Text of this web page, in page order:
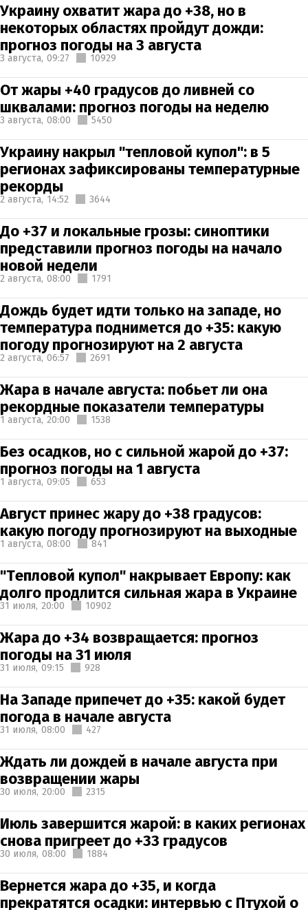
Украину охватит жара до +38, но в
некоторых областях пройдут дожди:
прогноз погоды на 3 августа
3 августа, 09:27 10929
От жары +40 градусов до ливней со
шквалами: прогноз погоды на неделю
3 августа, 08:00 5450
Украину накрыл "тепловой купол": в 5
регионах зафиксированы температурные
рекорды
2 августа, 14:52 3644
До +37 и локальные грозы: синоптики
представили прогноз погоды на начало
новой недели
2 августа, 08:00 1791
Дождь будет идти только на западе, но
температура поднимется до +35: какую
погоду прогнозируют на 2 августа
2 августа, 06:57 2691
Жара в начале августа: побьет ли она
рекордные показатели температуры
1 августа, 20:00 1538
Без осадков, но с сильной жарой до +37:
прогноз погоды на 1 августа
1 августа, 09:05 653
Август принес жару до +38 градусов:
какую погоду прогнозируют на выходные
1 августа, 08:00 841
"Тепловой купол" накрывает Европу: как
долго продлится сильная жара в Украине
31 июля, 20:00 10902
Жара до +34 возвращается: прогноз
погоды на 31 июля
31 июля, 09:15 928
На Западе припечет до +35: какой будет
погода в начале августа
31 июля, 08:00 427
Ждать ли дождей в начале августа при
возвращении жары
30 июля, 20:00 2315
Июль завершится жарой: в каких регионах
снова пригреет до +33 градусов
30 июля, 08:00 1884
Вернется жара до +35, и когда
прекратятся осадки: интервью с Птухой о